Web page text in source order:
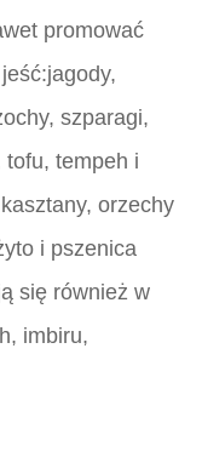
promować
szparagi,
tempeh i
orzechy
i pszenica
się również w
imbiru,